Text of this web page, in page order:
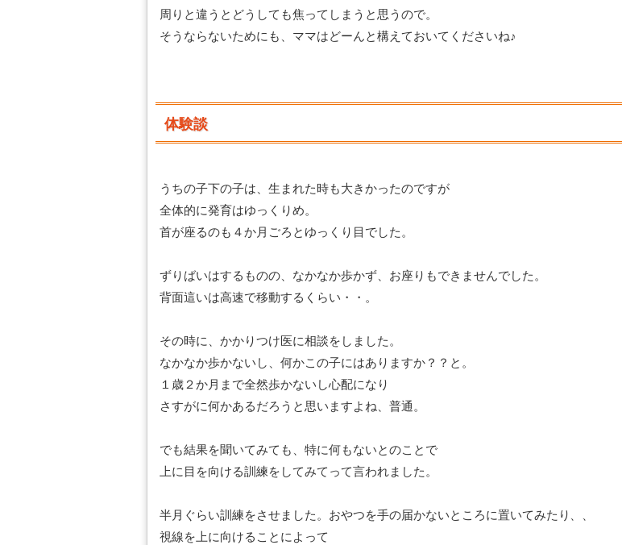
周りと違うとどうしても焦ってしまうと思うので。
そうならないためにも、ママはどーんと構えておいてくださいね♪
体験談
うちの子下の子は、生まれた時も大きかったのですが
全体的に発育はゆっくりめ。
首が座るのも４か月ごろとゆっくり目でした。
ずりばいはするものの、なかなか歩かず、お座りもできませんでした。
背面這いは高速で移動するくらい・・。
その時に、かかりつけ医に相談をしました。
なかなか歩かないし、何かこの子にはありますか？？と。
１歳２か月まで全然歩かないし心配になり
さすがに何かあるだろうと思いますよね、普通。
でも結果を聞いてみても、特に何もないとのことで
上に目を向ける訓練をしてみてって言われました。
半月ぐらい訓練をさせました。おやつを手の届かないところに置いてみたり、、
視線を上に向けることによって